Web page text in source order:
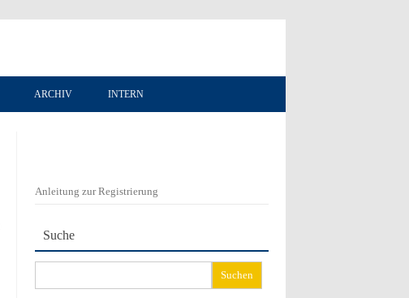
ARCHIV INTERN
Anleitung zur Registrierung
Suche
nach: